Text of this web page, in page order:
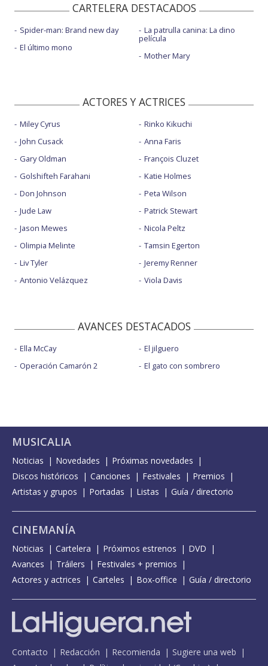
CARTELERA DESTACADOS
Spider-man: Brand new day
El último mono
La patrulla canina: La dino
película
Mother Mary
ACTORES Y ACTRICES
Miley Cyrus
John Cusack
Gary Oldman
Golshifteh Farahani
Don Johnson
Jude Law
Jason Mewes
Olimpia Melinte
Liv Tyler
Antonio Velázquez
Rinko Kikuchi
Anna Faris
François Cluzet
Katie Holmes
Peta Wilson
Patrick Stewart
Nicola Peltz
Tamsin Egerton
Jeremy Renner
Viola Davis
AVANCES DESTACADOS
Ella McCay
Operación Camarón 2
El jilguero
El gato con sombrero
MUSICALIA
Noticias Novedades
Próximas novedades
Discos históricos
Canciones Festivales
Premios
Artistas y grupos
Portadas Listas Guía / directorio
CINEMANÍA
Noticias Cartelera Próximos estrenos
DVD
Avances
Tráilers
Festivales + premios
Actores y actrices
Carteles Box-office Guía / directorio
Contacto Redacción Recomienda
Sugiere una web